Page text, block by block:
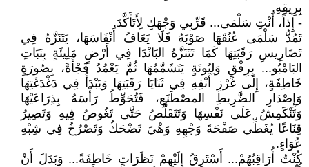
بِرِيقِهِ.
- إِذاً، أَنْتِ سَلْمَى... قَرِّبِي وَجْهَكِ لِأَتَأَكَّدَ.
تَمُدُّ سَلْمَى عُنُقَهَا صَوْبَهُ فَلَا يَعَافُ أَنْفَاسَهَا، يَتَنَزَّهُ فِي
تَضَارِيسِ رَقَبَتِهَا كَمَا تَتَنَزَّهُ البَانْدَا فِي أَرْضٍ مَلِيئَةٍ بِنَبَاتِ
البَامْبُو... بِرِفْقٍ وَلِيُونَةٍ يَتَشَمَّمُهَا ثُمَّ يَعْمُدُ فَجْأَةً، بِصُورَةٍ
خَاطِفَةٍ، إِلَى غَرْزِ أَنْفِهِ فِي ثَنَايَا رَقَبَتِهَا وَيَبْدَأُ فِي دَغْدَغَتِهَا
وَإِصْدَارِ الضَّرِيطِ المصْطَنَعِ، فَتُحَوِّطُ رَأْسَهُ بِذِرَاعَيْهَا
وَتَنْكَمِشُ عَلَى نَفْسِهَا وَتَتَقَلَّصُ حَتَّى تَغُوصُ فِيهِ وَتَصِيرُ
قِنَاعًا يُغَطِّي صَفْحَةَ وَجْهِهِ وَهْيَ تَضْحَكُ وَتَصْرُخُ فِي شِبْهِ
عُوَاءٍ.
كُنْتُ أُرَاقِبُهُمْ... أَسْتَرِقُ إِلَيْهِمْ نَظَرَاتٍ خَاطِفَةً... وَبَدَلَ أَنْ